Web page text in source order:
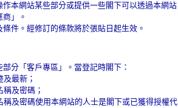
本網站某些部分或提供一些閣下可以透過本網站
」。
件。經修訂的條款將於張貼日起生效。
分「客戶專區」。當登記時閣下：
最新；
及密碼；
及密碼使用本網站的人士是閣下或已獲得授權代